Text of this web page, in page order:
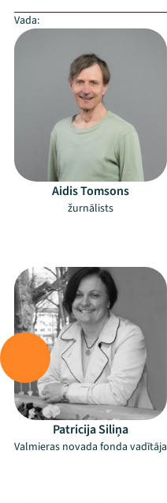
Vada:
Aidis Tomsons
žurnālists
Patricija Siliņa
Valmieras novada fonda vadītāja